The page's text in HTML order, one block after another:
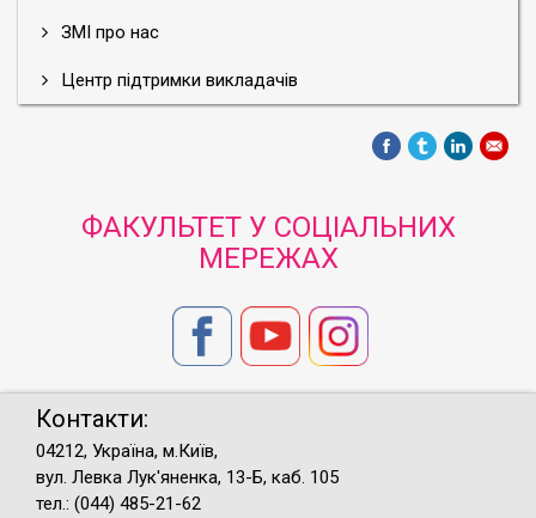
ЗМІ про нас
Центр підтримки викладачів
ФАКУЛЬТЕТ У СОЦІАЛЬНИХ
МЕРЕЖАХ
Контакти:
04212, Україна, м.Київ,
вул. Левка Лук'яненка, 13-Б, каб. 105
тел.: (044) 485-21-62